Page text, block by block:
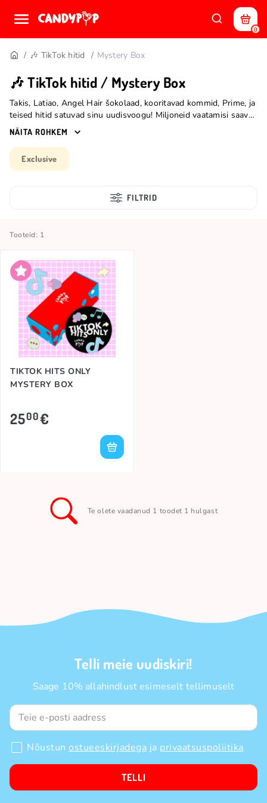
0
🎶 TikTok hitid Mystery Box
🎶 TikTok hitid / Mystery Box
Takis, Latiao, Angel Hair šokolaad, kooritavad kommid, Prime, ja
teised hitid satuvad sinu uudisvoogu! Miljoneid vaatamisi saavad
maitsed, sõpradega pidutsemise mängureegleid pea peale
keeravad väljakutsed ning tekstuurid, mis sunnivad sind järjest
ja järjest sööma. See on midagi enamat kui vaid snäkid ja
kommid - see on kogemus, mida peab ise järele proovima! 🌍⚡
NÄITA ROHKEM
Exclusive
FILTRID
Tooteid: 1
TIKTOK HITS ONLY
MYSTERY BOX
2500€
Te olete vaadanud 1 toodet 1 hulgast
Telli meie uudiskiri!
Saage 10% allahindlust esimeselt tellimuselt
Nõustun ostueeskirjadega ja privaatsuspoliitika
TELLI